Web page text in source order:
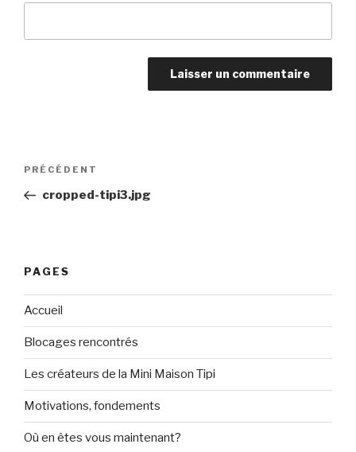
Navigation
l'article
Article
précédent
PRÉCÉDENT
cropped-tipi3.jpg
PAGES
Accueil
Blocages rencontrés
Les créateurs de la Mini Maison Tipi
Motivations, fondements
Où en êtes vous maintenant?